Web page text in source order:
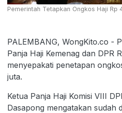
Pemerintah Tetapkan Ongkos Haji Rp
PALEMBANG, WongKito.co -
Panja Haji Kemenag dan DPR
menyepakati penetapan
juta.
Ketua Panja Haji Komisi VIII
Dasapong mengatakan sudah